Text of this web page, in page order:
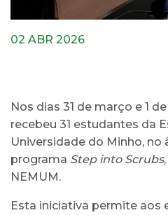
02 ABR 2026
Nos dias 31 de março e 1
recebeu 31 estudantes da
Universidade do Minho,
programa Step into Scrubs
NEMUM.
Esta iniciativa permite aos